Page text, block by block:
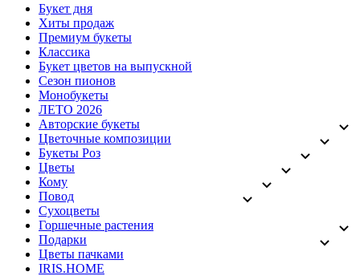
Букет дня
Хиты продаж
Премиум букеты
Классика
Букет цветов на выпускной
Сезон пионов
Монобукеты
ЛЕТО 2026
Авторские букеты
Цветочные композиции
Букеты Роз
Цветы
Кому
Повод
Сухоцветы
Горшечные растения
Подарки
Цветы пачками
IRIS.HOME